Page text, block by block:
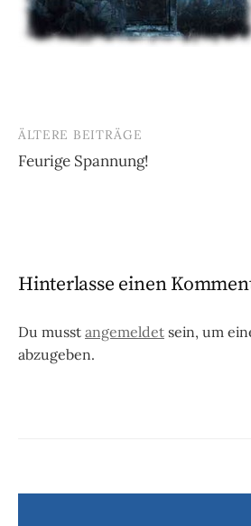
Beitragsnavigation
ÄLTERE BEITRÄGE
Feurige Spannung!
Hinterlasse einen
Du musst angemeldet sein, um
abzugeben.